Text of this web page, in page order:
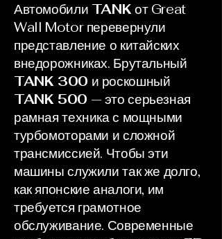
Автомобили TANKот Great
Wall Motor перевернули
представление о китайских
внедорожниках. Брутальный
TANK 300 и роскошный
TANK 500 — это серьезная
рамная техника с мощными
турбомоторами и сложной
трансмиссией. Чтобы эти
машины служили так же долго,
как японские аналоги, им
требуется грамотное
обслуживание. Современные